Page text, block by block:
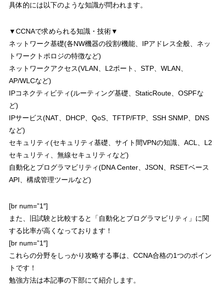
具体的には以下のような知識が問われます。
▼CCNAで求められる知識・技術▼
ネットワーク基礎(各NW機器の役割/機能、IPアドレス全般、ネッ
トワークトポロジの特徴など)
ネットワークアクセス(VLAN、L2ポート、STP、WLAN、
AP/WLCなど)
IPコネクティビティ(ルーティング基礎、StaticRoute、OSPFな
ど)
IPサービス(NAT、DHCP、QoS、TFTP/FTP、SSH SNMP、DNS
など)
セキュリティ(セキュリティ基礎、サイト間VPNの知識、ACL、L2
セキュリティ、無線セキュリティなど)
自動化とプログラマビリティ(DNA Center、JSON、RSETベース
API、構成管理ツールなど)
[br num=”1″]
また、旧試験と比較すると「自動化とプログラマビリティ」に関
する比率が高くなっております！
[br num=”1″]
これらの分野をしっかり攻略する事は、CCNA合格の1つのポイン
トです！
勉強方法は本記事の下部にて紹介します。